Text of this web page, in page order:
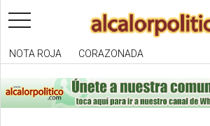
toggle
navigation
NOTA ROJA CORAZONADA